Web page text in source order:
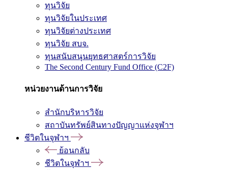
ทุนวิจัย
ทุนวิจัยในประเทศ
ทุนวิจัยต่างประเทศ
ทุนวิจัย สบจ.
ทุนสนับสนุนยุทธศาสตร์การวิจัย
The Second Century Fund Office (C2F)
หน่วยงานด้านการวิจัย
สำนักบริหารวิจัย
สถาบันทรัพย์สินทางปัญญาแห่งจุฬาฯ
ชีวิตในจุฬาฯ
ย้อนกลับ
ชีวิตในจุฬาฯ